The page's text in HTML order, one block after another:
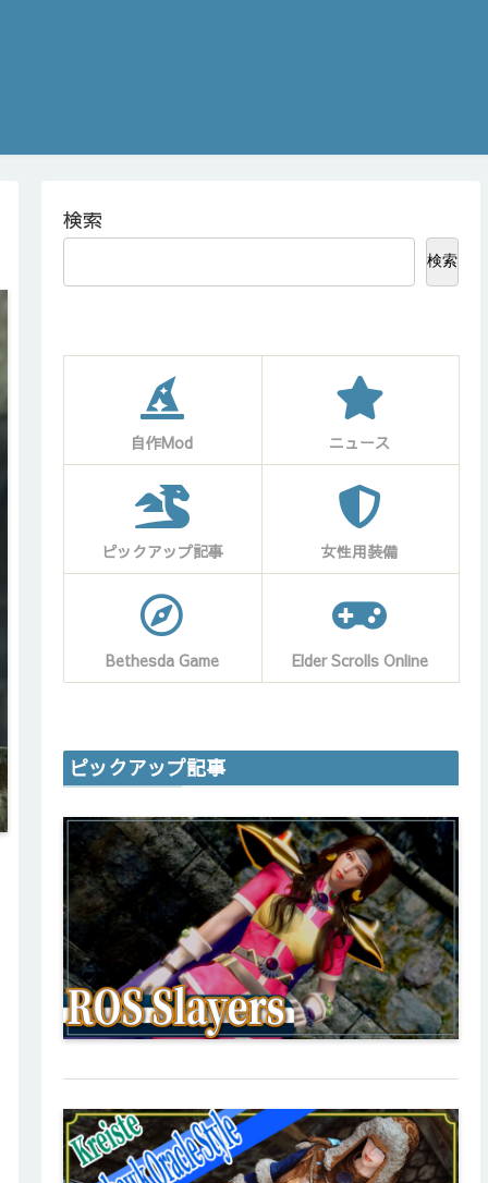
検索
検索
自作Mod ニュース
ピックアップ記事 女性用装備
Bethesda Game Elder Scrolls Online
ピックアップ記事